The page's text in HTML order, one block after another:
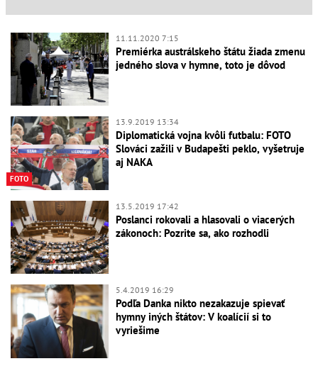
11.11.2020 7:15
Premiérka austrálskeho štátu žiada zmenu
jedného slova v hymne, toto je dôvod
FOTO
13.9.2019 13:34
Diplomatická vojna kvôli futbalu: FOTO
Slováci zažili v Budapešti peklo, vyšetruje
aj NAKA
13.5.2019 17:42
Poslanci rokovali a hlasovali o viacerých
zákonoch: Pozrite sa, ako rozhodli
5.4.2019 16:29
Podľa Danka nikto nezakazuje spievať
hymny iných štátov: V koalícií si to
vyriešime